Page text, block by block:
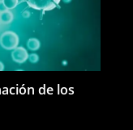
de los